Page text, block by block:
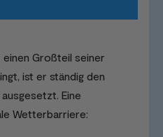
Großteil seiner
ist er ständig den
Eine
Wetterbarriere: